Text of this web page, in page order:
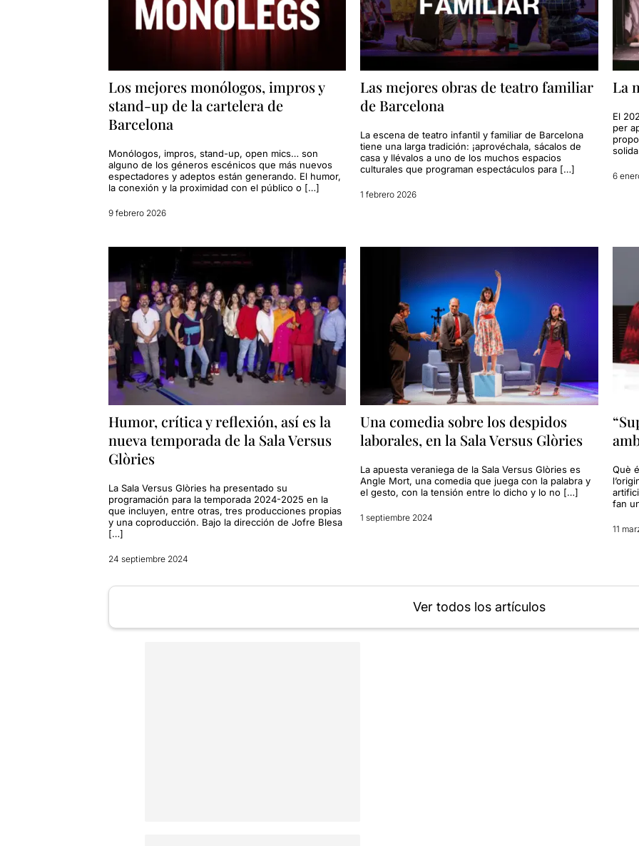
Los mejores monólogos, impros y
stand-up de la cartelera de
Barcelona
Monólogos, impros, stand-up, open mics… son
alguno de los géneros escénicos que más nuevos
espectadores y adeptos están generando. El humor,
la conexión y la proximidad con el público o […]
9 febrero 2026
Las mejores obras de teatro familiar
de Barcelona
La escena de teatro infantil y familiar de Barcelona
tiene una larga tradición: ¡aprovéchala, sácalos de
casa y llévalos a uno de los muchos espacios
culturales que programan espectáculos para […]
1 febrero 2026
La
El
per
6
Humor, crítica y reflexión, así es la
nueva temporada de la Sala Versus
Glòries
La Sala Versus Glòries ha presentado su
programación para la temporada 2024-2025 en la
que incluyen, entre otras, tres producciones propias
y una coproducción. Bajo la dirección de Jofre Blesa
[…]
24 septiembre 2024
Una comedia sobre los despidos
laborales, en la Sala Versus Glòries
La apuesta veraniega de la Sala Versus Glòries es
Angle Mort, una comedia que juega con la palabra y
el gesto, con la tensión entre lo dicho y lo no […]
1 septiembre 2024
Què
fan
11
Ver todos los artículos